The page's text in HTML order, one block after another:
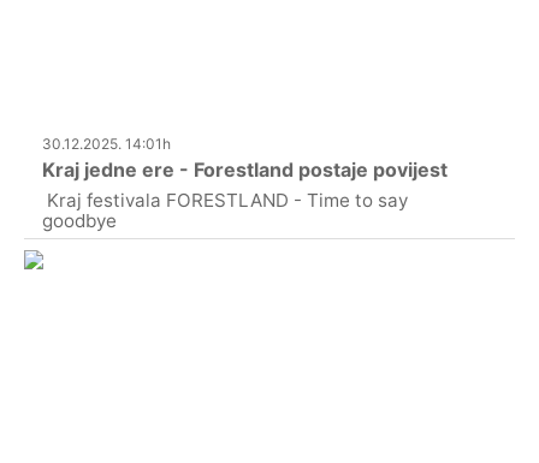
30.12.2025. 14:01h
Kraj jedne ere - Forestland postaje povijest
Kraj festivala FORESTLAND - Time to say
goodbye